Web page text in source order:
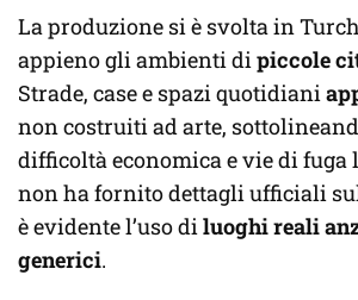
La produzione si è svolta in
appieno gli ambienti dipiccole
Strade, case e spazi quotidiani
non costruiti ad arte,
difficoltà economica e vie di
non ha fornito dettagli ufficiali
è evidente l’uso diluoghi reali
generici.